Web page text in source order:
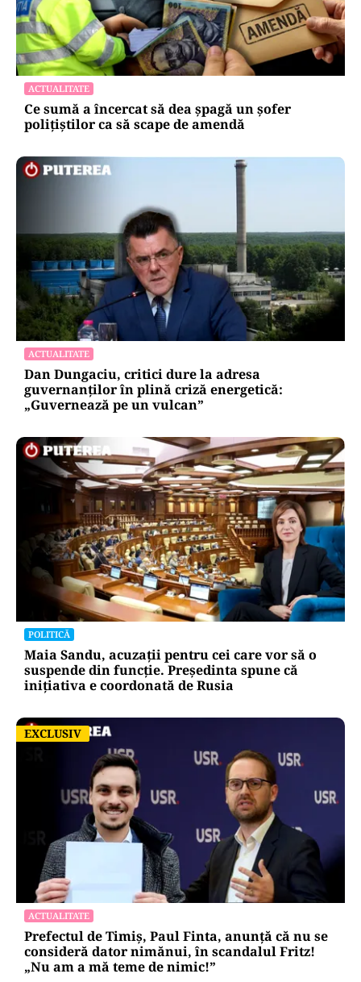
ACTUALITATE
Ce sumă a încercat să dea șpagă un șofer
polițiștilor ca să scape de amendă
ACTUALITATE
Dan Dungaciu, critici dure la adresa
guvernanților în plină criză energetică:
„Guvernează pe un vulcan”
POLITICĂ
Maia Sandu, acuzații pentru cei care vor să o
suspende din funcție. Președinta spune că
inițiativa e coordonată de Rusia
EXCLUSIV
EXCLUSIV
ACTUALITATE
Prefectul de Timiș, Paul Finta, anunță că nu se
consideră dator nimănui, în scandalul Fritz!
„Nu am a mă teme de nimic!”